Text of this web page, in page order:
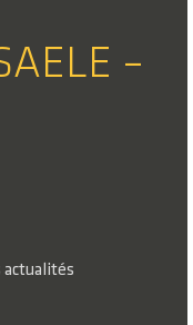
–
actualités